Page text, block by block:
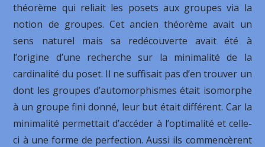
théorème qui reliait les posets aux groupes via la
notion de groupes. Cet ancien théorème avait un
sens naturel mais sa redécouverte avait été à
l’origine d’une recherche sur la minimalité de la
cardinalité du poset. Il ne suffisait pas d’en trouver un
dont les groupes d’automorphismes était isomorphe
à un groupe fini donné, leur but était différent. Car la
minimalité permettait d’accéder à l’optimalité et celle-
ci à une forme de perfection. Aussi ils commencèrent